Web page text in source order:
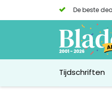
De beste
Tijdschriften